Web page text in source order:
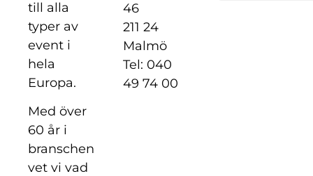
till alla
typer av
event i
hela
Europa.
Med över
60 år i
branschen
vet vi vad
46
211 24
Malmö
Tel: 040
49 74 00